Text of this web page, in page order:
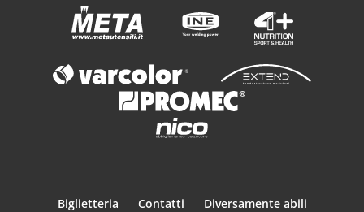
Biglietteria Contatti Diversamente abili